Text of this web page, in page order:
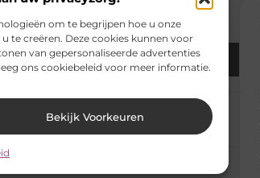
om te begrijpen hoe u onze
te creëren. Deze cookies kunnen voor
van gepersonaliseerde advertenties
ons cookiebeleid voor meer informatie.
Bekijk Voorkeuren
Email